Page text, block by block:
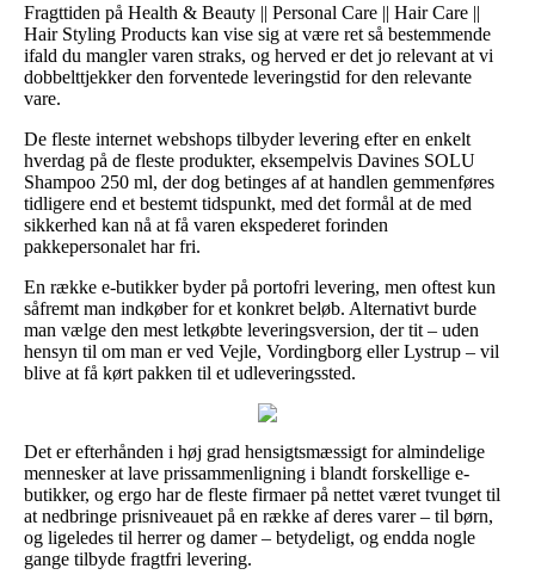
Fragttiden på Health & Beauty || Personal Care || Hair Care ||
Hair Styling Products kan vise sig at være ret så bestemmende
ifald du mangler varen straks, og herved er det jo relevant at vi
dobbelttjekker den forventede leveringstid for den relevante
vare.
De fleste internet webshops tilbyder levering efter en enkelt
hverdag på de fleste produkter, eksempelvis Davines SOLU
Shampoo 250 ml, der dog betinges af at handlen gemmenføres
tidligere end et bestemt tidspunkt, med det formål at de med
sikkerhed kan nå at få varen ekspederet forinden
pakkepersonalet har fri.
En række e-butikker byder på portofri levering, men oftest kun
såfremt man indkøber for et konkret beløb. Alternativt burde
man vælge den mest letkøbte leveringsversion, der tit – uden
hensyn til om man er ved Vejle, Vordingborg eller Lystrup – vil
blive at få kørt pakken til et udleveringssted.
Det er efterhånden i høj grad hensigtsmæssigt for almindelige
mennesker at lave prissammenligning i blandt forskellige e-
butikker, og ergo har de fleste firmaer på nettet været tvunget til
at nedbringe prisniveauet på en række af deres varer – til børn,
og ligeledes til herrer og damer – betydeligt, og endda nogle
gange tilbyde fragtfri levering.